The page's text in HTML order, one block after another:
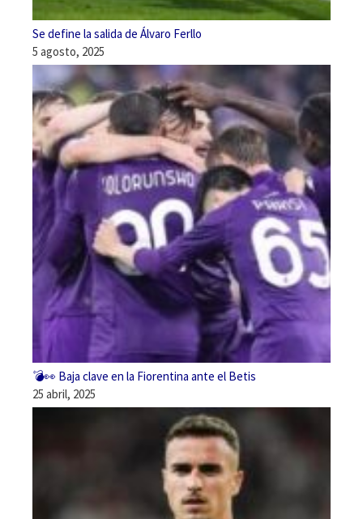
Se define la salida de Álvaro Ferllo
5 agosto, 2025
💣👀 Baja clave en la Fiorentina ante el Betis
25 abril, 2025